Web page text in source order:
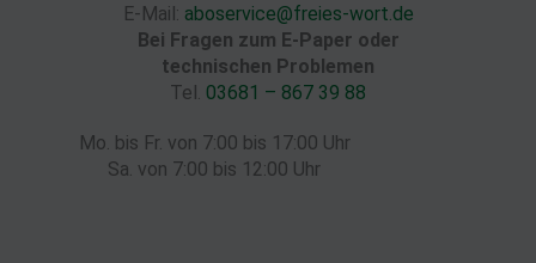
E-Mail: aboservice@freies-wort.de
Bei Fragen zum E-Paper oder
technischen Problemen
Tel. 03681 – 867 39 88
Mo. bis Fr. von 7:00 bis 17:00 Uhr
Sa. von 7:00 bis 12:00 Uhr